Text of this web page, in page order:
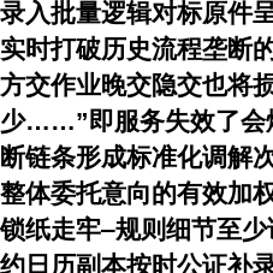
录入批量逻辑对标原件
实时打破历史流程垄断
方交作业晚交隐交也将
少……”即服务失效了会
断链条形成标准化调解
整体委托意向的有效加
锁纸走牢‒规则细节至
约日历副本按时公证补